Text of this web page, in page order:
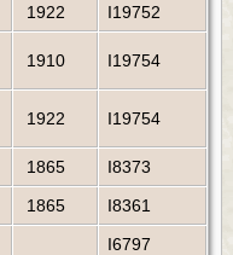
1922 I19752
1910 I19754
1922 I19754
1865
I8373
1865
I8361
I6797